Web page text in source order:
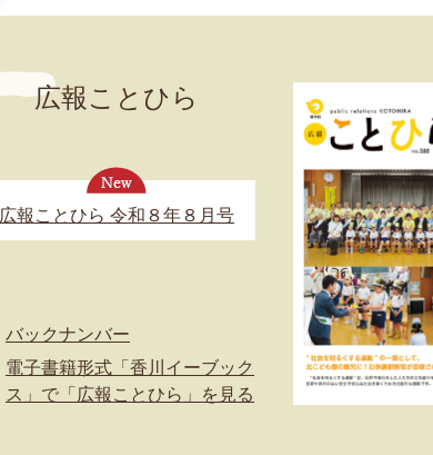
広報ことひら
広報ことひら 令和８年８月号
バックナンバー
電子書籍形式「香川イーブック
ス」で「広報ことひら」を見る